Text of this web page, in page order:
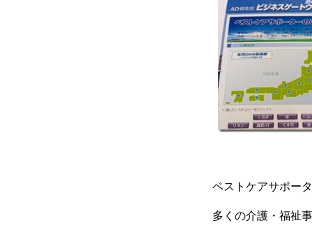
ベストケアサポー
多くの介護・福祉